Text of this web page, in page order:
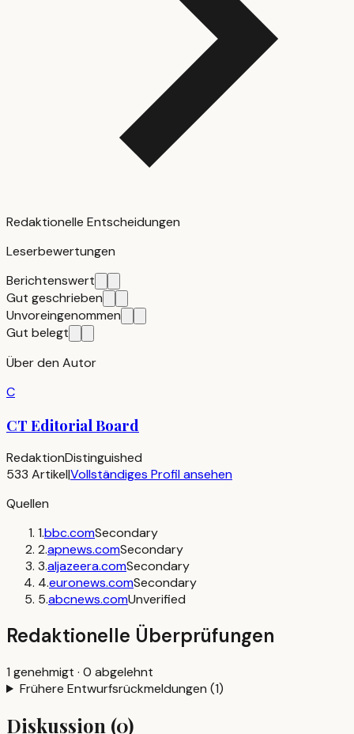
Redaktionelle Entscheidungen
Leserbewertungen
Berichtenswert
Gut geschrieben
Unvoreingenommen
Gut belegt
Über den Autor
C
CT Editorial Board
RedaktionDistinguished
533 Artikel|Vollständiges Profil ansehen
Quellen
1.bbc.comSecondary
2.apnews.comSecondary
3.aljazeera.comSecondary
4.euronews.comSecondary
5.abcnews.comUnverified
Redaktionelle Überprüfungen
1 genehmigt · 0 abgelehnt
Frühere Entwurfsrückmeldungen (1)
Diskussion (0)